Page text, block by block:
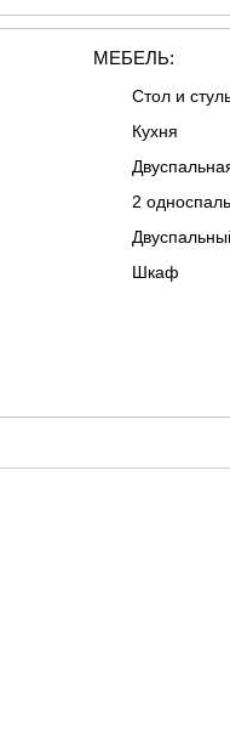
МЕБЕЛЬ:
Стол и
Кухня
2
Шкаф